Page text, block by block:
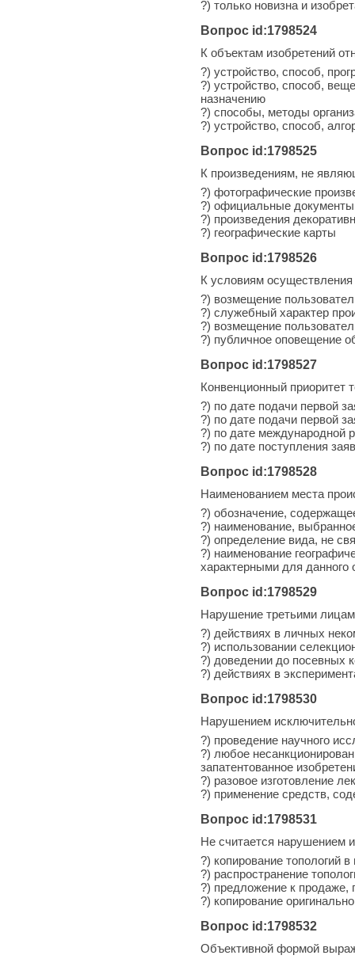
?) только новизна и
Вопрос id:1798524
К объектам изобретений
?) устройство, способ,
?) устройство, способ,
назначению
?) способы, методы
?) устройство, способ,
Вопрос id:1798525
К произведениям, не
?) фотографические
?) официальные
?) произведения
?) географические карты
Вопрос id:1798526
К условиям осуществления
?) возмещение
?) служебный характер
?) возмещение
?) публичное оповещение
Вопрос id:1798527
Конвенционный приоритет
?) по дате подачи первой
?) по дате подачи первой
?) по дате международной
?) по дате поступления
Вопрос id:1798528
Наименованием места
?) обозначение,
?) наименование,
?) определение вида, не
?) наименование
характерными для
Вопрос id:1798529
Нарушение третьими
?) действиях в личных
?) использовании
?) доведении до посевных
?) действиях в
Вопрос id:1798530
Нарушением
?) проведение научного
?) любое
запатентованное
?) разовое изготовление
?) применение средств,
Вопрос id:1798531
Не считается нарушением
?) копирование топологий
?) распространение
?) предложение к продаже,
?) копирование
Вопрос id:1798532
Объективной формой